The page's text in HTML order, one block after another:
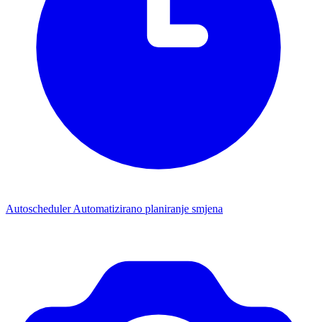
AutoschedulerAutomatizirano planiranje smjena